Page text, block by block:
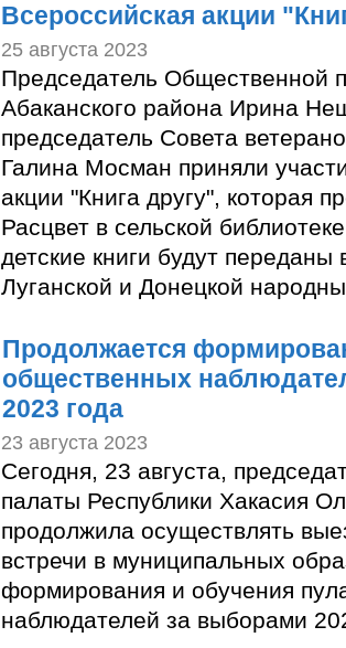
Всероссийская акции
25 августа 2023
Председатель Общественной
Абаканского района Ирина
председатель Совета
Галина Мосман приняли
акции "Книга другу", которая
Расцвет в сельской
детские книги будут переданы
Луганской и Донецкой
Продолжается
общественных
2023 года
23 августа 2023
Сегодня, 23 августа,
палаты Республики Хакасия
продолжила осуществлять
встречи в муниципальных
формирования и обучения
наблюдателей за выборами